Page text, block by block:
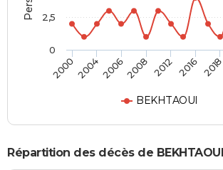
BEKHTAOUI
2000200420062008 2012 2016 2018
0
2,5
Répartition des décès de